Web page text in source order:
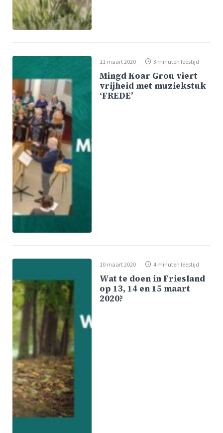
11 maart 2020 3 minuten leestijd
Mingd Koar Grou viert
vrijheid met muziekstuk
‘FREDE’
10 maart 2020 4 minuten leestijd
Wat te doen in Friesland
op 13, 14 en 15 maart
2020?